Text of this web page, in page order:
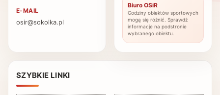
E-MAIL
osir@sokolka.pl
SZYBKIE LINKI
Biuro OSiR
Godziny obiektów sportowych
mogą się różnić. Sprawdź
informacje na podstronie
wybranego obiektu.